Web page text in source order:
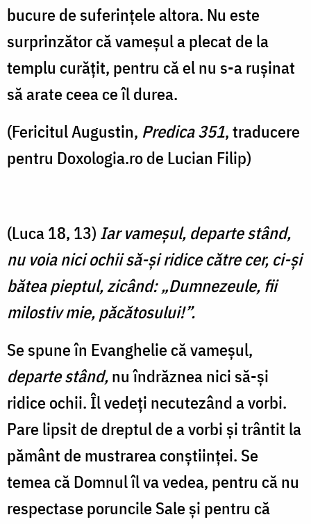
bucure de suferințele altora. Nu este
surprinzător că vameșul a plecat de la
templu curățit, pentru că el nu s-a rușinat
să arate ceea ce îl durea.
(Fericitul Augustin, Predica 351, traducere
pentru Doxologia.ro de Lucian Filip)
(Luca 18, 13) Iar vameşul, departe stând,
nu voia nici ochii să-şi ridice către cer, ci-şi
bătea pieptul, zicând: „Dumnezeule, fii
milostiv mie, păcătosului!”.
Se spune în Evanghelie că vameșul,
departe stând,nu îndrăznea nici să-și
ridice ochii. Îl vedeți necutezând a vorbi.
Pare lipsit de dreptul de a vorbi și trântit la
pământ de mustrarea conștiinței. Se
temea că Domnul îl va vedea, pentru că nu
respectase poruncile Sale și pentru că